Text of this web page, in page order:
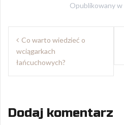
Opublikowany w
Nawigacja
wpisu
Co warto wiedzieć o
wciągarkach
łańcuchowych?
Dodaj komentarz